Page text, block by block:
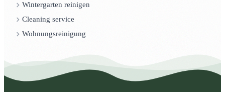
Wintergarten reinigen
Cleaning service
Wohnungsreinigung